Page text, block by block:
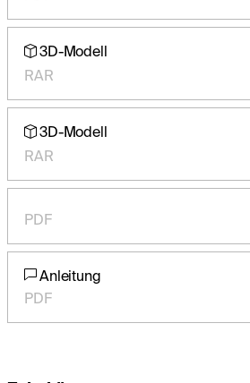
3D-Modell
RAR
3D-Modell
RAR
PDF
Anleitung
PDF